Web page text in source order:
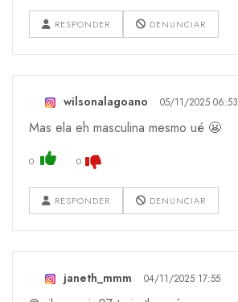
RESPONDER DENUNCIAR
wilsonalagoano 05/11/2025 06:53
Mas ela eh masculina mesmo ué 😬
0 0
RESPONDER DENUNCIAR
janeth_mmm 04/11/2025 17:55